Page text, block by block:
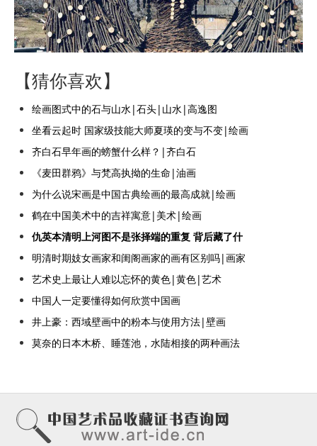
【猜你喜欢】
绘画图式中的石与山水|石头|山水|高逸图
坐看云起时 国家级技能大师夏瑛的变与不变|绘画
齐白石早年画的螃蟹什么样？|齐白石
《麦田群鸦》与梵高执拗的生命|油画
为什么说宋画是中国古典绘画的最高成就|绘画
鹤在中国美术中的吉祥寓意|美术|绘画
仇英本清明上河图不是张择端的重复 背后藏了什
明清时期妓女画家和闺阁画家的画有区别吗|画家
艺术史上最让人难以忘怀的黄色|黄色|艺术
中国人一定要懂得如何欣赏中国画
井上豪：西域壁画中的粉本与使用方法|壁画
莫奈的日本木桥、睡莲池，水陆相接的两种画法